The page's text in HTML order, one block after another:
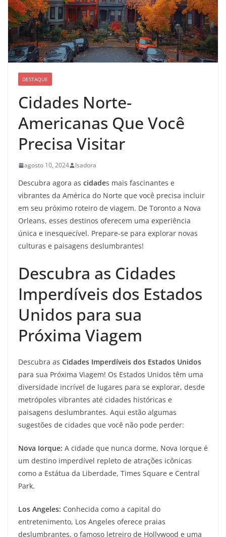
DESTAQUE
Cidades Norte-
Americanas Que Você
Precisa Visitar
agosto 10, 2024 Isadora
Descubra agora as cidades mais fascinantes e
vibrantes da América do Norte que você precisa incluir
em seu próximo roteiro de viagem. De Toronto a Nova
Orleans, esses destinos oferecem uma experiência
única e inesquecível. Prepare-se para explorar novas
culturas e paisagens deslumbrantes!
Descubra as Cidades
Imperdíveis dos Estados
Unidos para sua
Próxima Viagem
Descubra as Cidades Imperdíveis dos Estados Unidos
para sua Próxima Viagem! Os Estados Unidos têm uma
diversidade incrível de lugares para se explorar, desde
metrópoles vibrantes até cidades históricas e
paisagens deslumbrantes. Aqui estão algumas
sugestões de cidades que você não pode perder:
Nova Iorque: A cidade que nunca dorme, Nova Iorque é
um destino imperdível repleto de atrações icônicas
como a Estátua da Liberdade, Times Square e Central
Park.
Los Angeles: Conhecida como a capital do
entretenimento, Los Angeles oferece praias
deslumbrantes, o famoso letreiro de Hollywood e uma